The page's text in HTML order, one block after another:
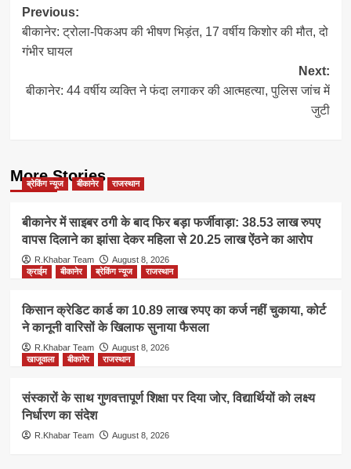
Post
navigation
Previous:
बीकानेर: ट्रोला-पिकअप की भीषण भिड़ंत, 17 वर्षीय किशोर की मौत, दो
गंभीर घायल
Next:
बीकानेर: 44 वर्षीय व्यक्ति ने फंदा लगाकर की आत्महत्या, पुलिस जांच में
जुटी
More Stories
ब्रेकिंग न्यूज बीकानेर राजस्थान
बीकानेर में साइबर ठगी के बाद फिर बड़ा फर्जीवाड़ा: 38.53 लाख रुपए
वापस दिलाने का झांसा देकर महिला से 20.25 लाख ऐंठने का आरोप
R.Khabar Team
August 8, 2026
क्राईम
बीकानेर ब्रेकिंग न्यूज राजस्थान
किसान क्रेडिट कार्ड का 10.89 लाख रुपए का कर्ज नहीं चुकाया, कोर्ट
ने कानूनी वारिसों के खिलाफ सुनाया फैसला
R.Khabar Team
August 8, 2026
खाजूवाला
बीकानेर राजस्थान
संस्कारों के साथ गुणवत्तापूर्ण शिक्षा पर दिया जोर, विद्यार्थियों को लक्ष्य
निर्धारण का संदेश
R.Khabar Team August 8, 2026